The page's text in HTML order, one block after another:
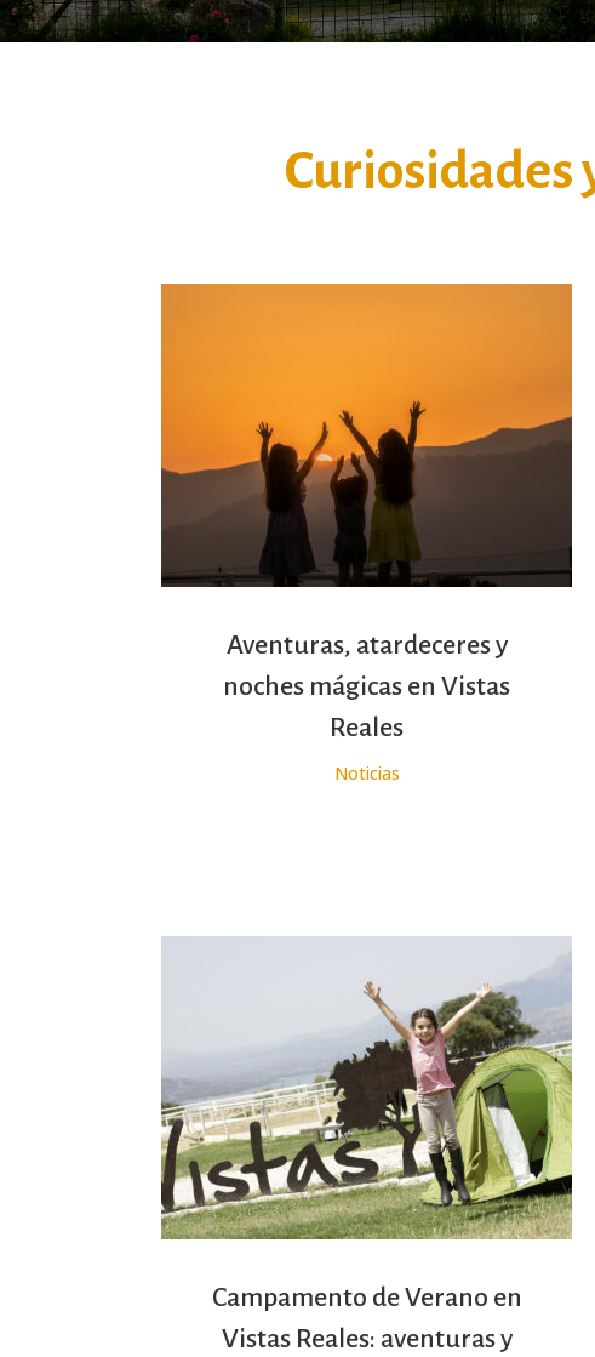
Curiosidades
Aventuras, atardeceres y
noches mágicas en Vistas
Reales
Noticias
Campamento de Verano en
Vistas Reales: aventuras y